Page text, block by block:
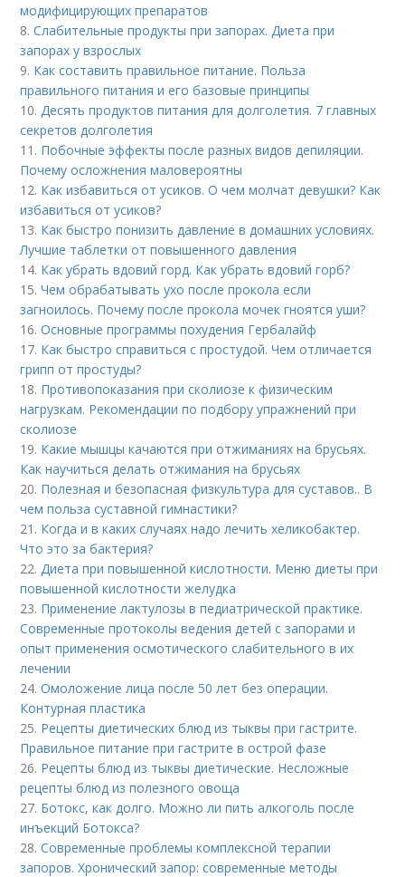
модифицирующих препаратов
8.Слабительные продукты при запорах. Диета при
запорах у взрослых
9. Как составить правильное питание. Польза
правильного питания и его базовые принципы
10. Десять продуктов питания для долголетия. 7 главных
секретов долголетия
11. Побочные эффекты после разных видов депиляции.
Почему осложнения маловероятны
12. Как избавиться от усиков. О чем молчат девушки? Как
избавиться от усиков?
13. Как быстро понизить давление в домашних условиях.
Лучшие таблетки от повышенного давления
14. Как убрать вдовий горд. Как убрать вдовий горб?
15.Чем обрабатывать ухо после прокола если
загноилось. Почему после прокола мочек гноятся уши?
16.Основные программы похудения Гербалайф
17. Как быстро справиться с простудой. Чем отличается
грипп от простуды?
18. Противопоказания при сколиозе к физическим
нагрузкам. Рекомендации по подбору упражнений при
сколиозе
19. Какие мышцы качаются при отжиманиях на брусьях.
Как научиться делать отжимания на брусьях
20. Полезная и безопасная физкультура для суставов.. В
чем польза суставной гимнастики?
21. Когда и в каких случаях надо лечить хеликобактер.
Что это за бактерия?
22. Диета при повышенной кислотности. Меню диеты при
повышенной кислотности желудка
23. Применение лактулозы в педиатрической практике.
Современные протоколы ведения детей с запорами и
опыт применения осмотического слабительного в их
лечении
24.Омоложение лица после 50 лет без операции.
Контурная пластика
25. Рецепты диетических блюд из тыквы при гастрите.
Правильное питание при гастрите в острой фазе
26. Рецепты блюд из тыквы диетические. Несложные
рецепты блюд из полезного овоща
27. Ботокс, как долго. Можно ли пить алкоголь после
инъекций Ботокса?
28.Современные проблемы комплексной терапии
запоров. Хронический запор: современные методы